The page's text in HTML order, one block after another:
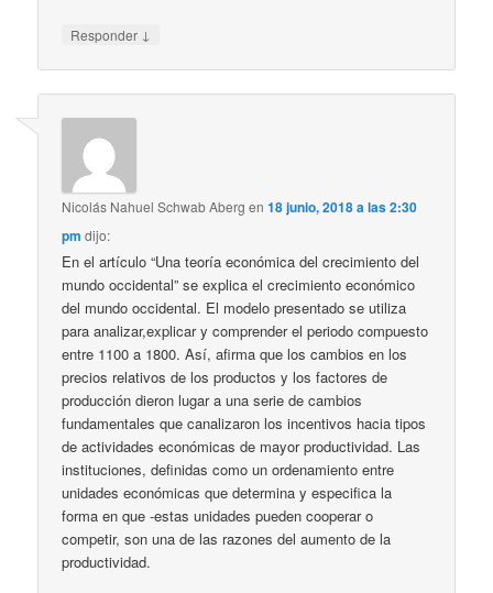
Responder ↓
Nicolás Nahuel Schwab Aberg en18 junio, 2018 a las 2:30
pm dijo:
En el artículo “Una teoría económica del crecimiento del
mundo occidental” se explica el crecimiento económico
del mundo occidental. El modelo presentado se utiliza
para analizar,explicar y comprender el periodo compuesto
entre 1100 a 1800. Así, afirma que los cambios en los
precios relativos de los productos y los factores de
producción dieron lugar a una serie de cambios
fundamentales que canalizaron los incentivos hacia tipos
de actividades económicas de mayor productividad. Las
instituciones, definidas como un ordenamiento entre
unidades económicas que determina y especifica la
forma en que -estas unidades pueden cooperar o
competir, son una de las razones del aumento de la
productividad.